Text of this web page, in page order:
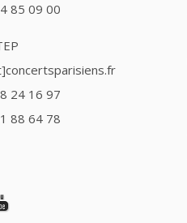
85 09 00
24 16 97
88 64 78